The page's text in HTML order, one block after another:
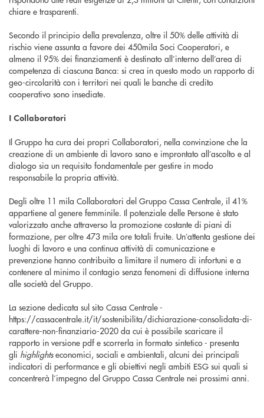
chiare e trasparenti.
Secondo il principio della prevalenza, oltre il 50% delle attività di
rischio viene assunta a favore dei 450mila Soci Cooperatori, e
almeno il 95% dei finanziamenti è destinato all’interno dell’area di
competenza di ciascuna Banca: si crea in questo modo un rapporto di
geo-circolarità con i territori nei quali le banche di credito
cooperativo sono insediate.
I Collaboratori
Il Gruppo ha cura dei propri Collaboratori, nella convinzione che la
creazione di un ambiente di lavoro sano e improntato all’ascolto e al
dialogo sia un requisito fondamentale per gestire in modo
responsabile la propria attività.
Degli oltre 11 mila Collaboratori del Gruppo Cassa Centrale, il 41%
appartiene al genere femminile. Il potenziale delle Persone è stato
valorizzato anche attraverso la promozione costante di piani di
formazione, per oltre 473 mila ore totali fruite. Un’attenta gestione dei
luoghi di lavoro e una continua attività di comunicazione e
prevenzione hanno contribuito a limitare il numero di infortuni e a
contenere al minimo il contagio senza fenomeni di diffusione interna
alle società del Gruppo.
La sezione dedicata sul sito Cassa Centrale -
https://cassacentrale.it/it/sostenibilita/dichiarazione-consolidata-di-
carattere-non-finanziario-2020 da cui è possibile scaricare il
rapporto in versione pdf e scorrerla in formato sintetico - presenta
gli highlightseconomici, sociali e ambientali, alcuni dei principali
indicatori di performance e gli obiettivi negli ambiti ESG sui quali si
concentrerà l’impegno del Gruppo Cassa Centrale nei prossimi anni.